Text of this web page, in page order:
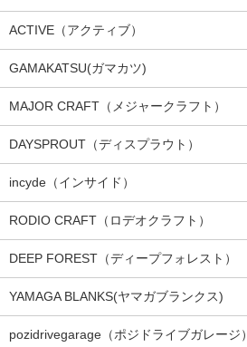
ACTIVE（アクティブ）
GAMAKATSU(ガマカツ)
MAJOR CRAFT（メジャークラフト）
DAYSPROUT（ディスプラウト）
incyde（インサイド）
RODIO CRAFT（ロデオクラフト）
DEEP FOREST（ディープフォレスト）
YAMAGA BLANKS(ヤマガブランクス)
pozidrivegarage（ポジドライブガレージ）